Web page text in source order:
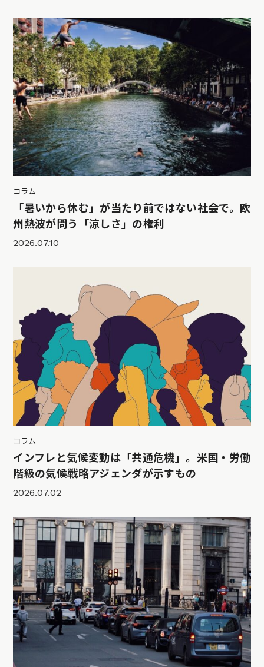
コラム
「暑いから休む」が当たり前ではない社会で。欧
州熱波が問う「涼しさ」の権利
2026.07.10
コラム
インフレと気候変動は「共通危機」。米国・労働
階級の気候戦略アジェンダが示すもの
2026.07.02